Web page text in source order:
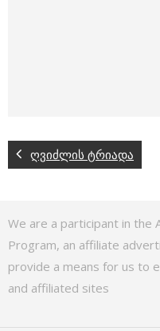
ღვიძლის ტრიადა
We are a participant in the
Program, an affiliate
provide a means for us to
and affiliated sites